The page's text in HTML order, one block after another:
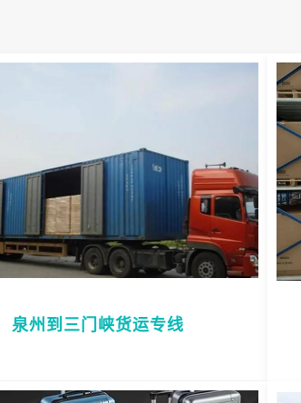
泉州到三门峡货运专线